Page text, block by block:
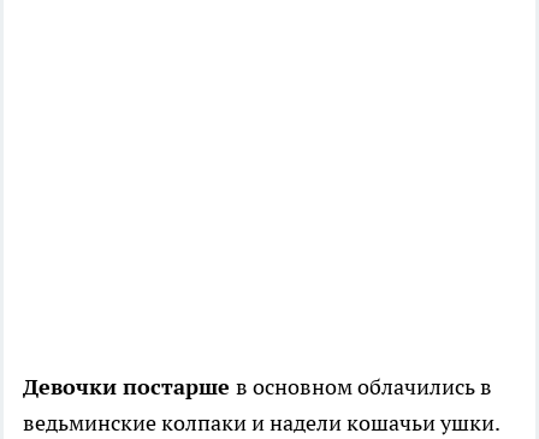
Девочки постарше в основном облачились в
ведьминские колпаки и надели кошачьи ушки.